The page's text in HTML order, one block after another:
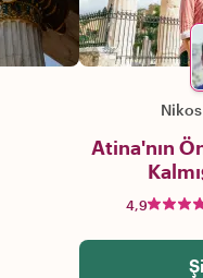
Nikos
Atina'nın
4,9